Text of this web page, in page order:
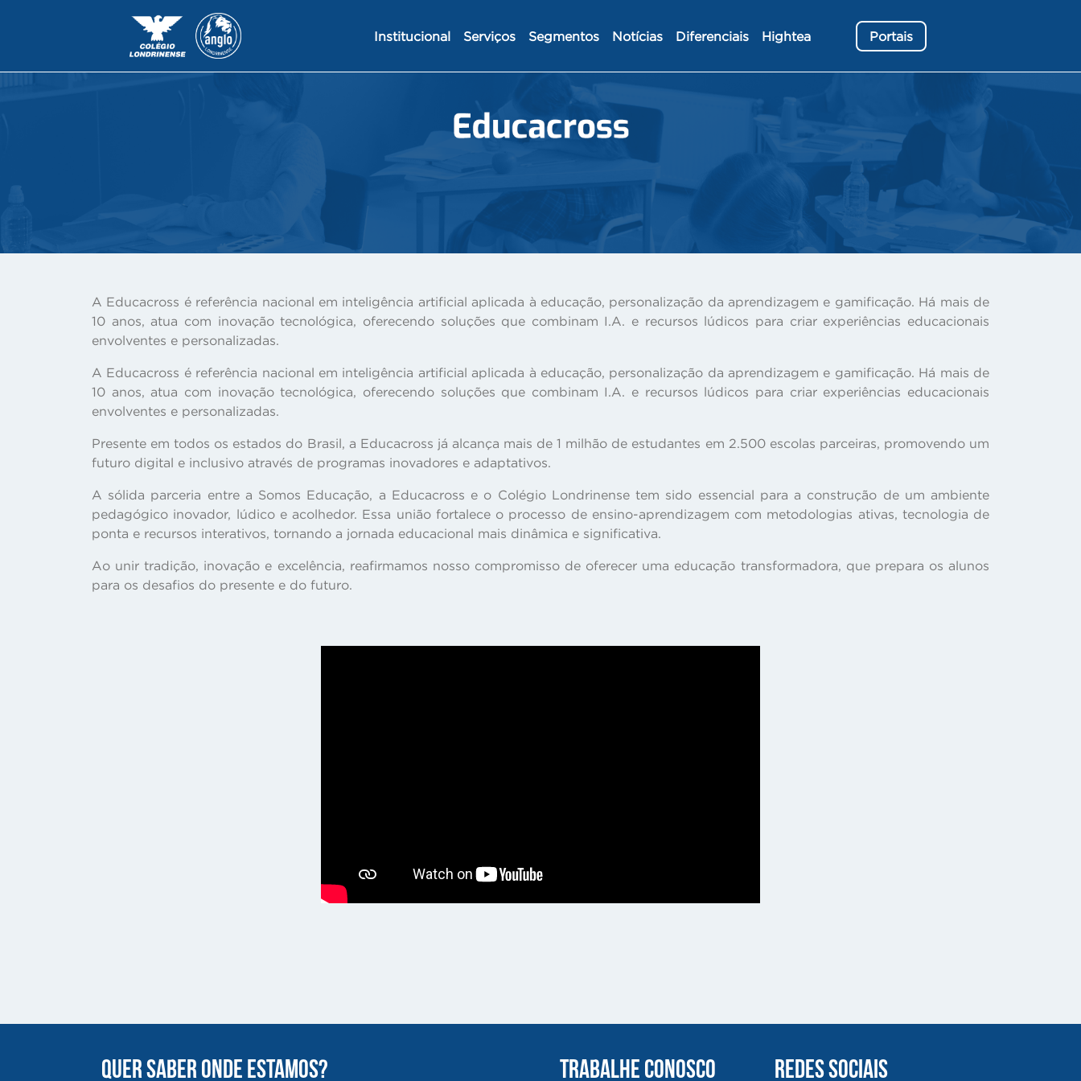
Institucional Serviços Segmentos Notícias Diferenciais Hightea Portais
A Educacross é referência nacional em inteligência artificial aplicada à educação, personalização da aprendizagem e gamificação. Há mais de
10 anos, atua com inovação tecnológica, oferecendo soluções que combinam I.A. e recursos lúdicos para criar experiências educacionais
envolventes e personalizadas.
A Educacross é referência nacional em inteligência artificial aplicada à educação, personalização da aprendizagem e gamificação. Há mais de
10 anos, atua com inovação tecnológica, oferecendo soluções que combinam I.A. e recursos lúdicos para criar experiências educacionais
envolventes e personalizadas.
Presente em todos os estados do Brasil, a Educacross já alcança mais de 1 milhão de estudantes em 2.500 escolas parceiras, promovendo um
futuro digital e inclusivo através de programas inovadores e adaptativos.
A sólida parceria entre a Somos Educação, a Educacross e o Colégio Londrinense tem sido essencial para a construção de um ambiente
pedagógico inovador, lúdico e acolhedor. Essa união fortalece o processo de ensino-aprendizagem com metodologias ativas, tecnologia de
ponta e recursos interativos, tornando a jornada educacional mais dinâmica e significativa.
Ao unir tradição, inovação e excelência, reafirmamos nosso compromisso de oferecer uma educação transformadora, que prepara os alunos
para os desafios do presente e do futuro.
QUER SABER ONDE ESTAMOS? TRABALHE CONOSCO REDES SOCIAIS